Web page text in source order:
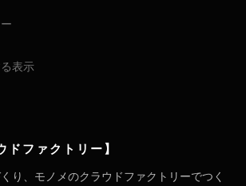
表示
ドファクトリー】
り、モノメのクラウドファクトリーでつく